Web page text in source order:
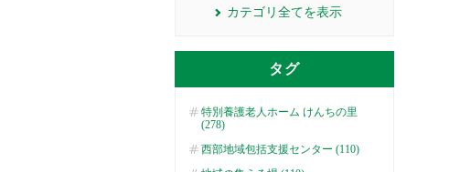
カテゴリ全てを表示
タグ
特別養護老人ホーム けんちの里
(278)
西部地域包括支援センター (110)